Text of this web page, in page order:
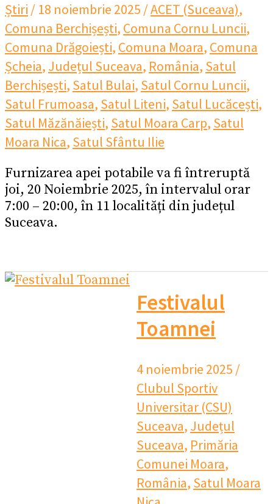
Știri / 18 noiembrie 2025 /ACET (Suceava),
Comuna Berchișești, Comuna Cornu Luncii,
Comuna Drăgoiești, Comuna Moara, Comuna
Șcheia, Județul Suceava, România, Satul
Berchișești, Satul Bulai, Satul Cornu Luncii,
Satul Frumoasa, Satul Liteni, Satul Lucăcești,
Satul Măzănăiești, Satul Moara Carp, Satul
Moara Nica, Satul Sfântu Ilie
Furnizarea apei potabile va fi întreruptă
joi, 20 Noiembrie 2025, în intervalul orar
7:00 – 20:00, în 11 localități din județul
Suceava.
Festivalul
Toamnei
4 noiembrie 2025 /
Clubul Sportiv
Universitar (CSU)
Suceava, Județul
Suceava, Primăria
Comunei Moara,
România, Satul Moara